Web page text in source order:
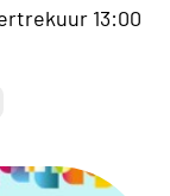
13:00